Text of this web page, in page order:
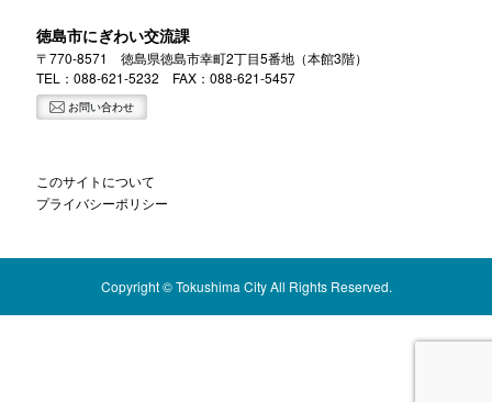
徳島市にぎわい交流課
〒770-8571 徳島県徳島市幸町2丁目5番地（本館3階）
TEL：088-621-5232 FAX：088-621-5457
お問い合わせ
このサイトについて
プライバシーポリシー
Copyright © Tokushima City All Rights Reserved.